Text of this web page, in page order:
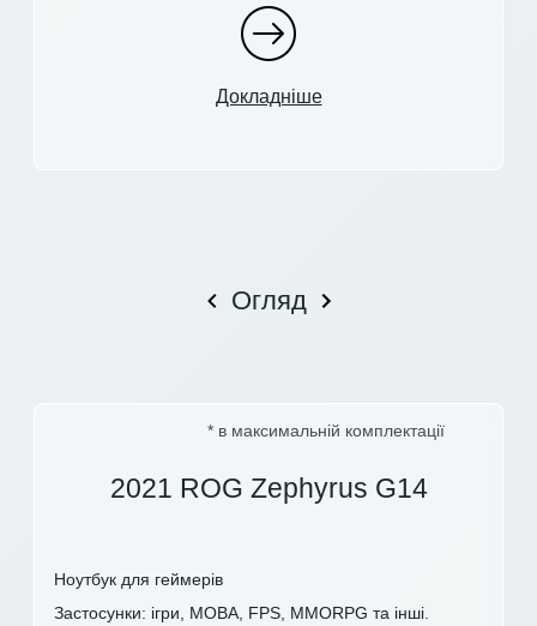
Докладніше
Огляд
* в максимальній комплектації
2021 ROG Zephyrus G14
Ноутбук для геймерів
Застосунки: ігри, MOBA, FPS, MMORPG та інші.